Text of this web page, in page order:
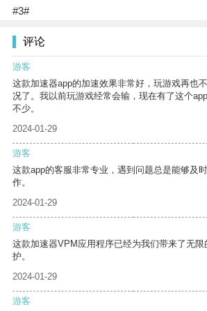
#3#
评论
游客
这款加速器app的加速效果非常好，玩游戏再也
况了。我以前玩游戏经常会输，现在有了这个
不少。
2024-01-29
游客
这款app的客服非常专业，遇到问题总是能够及
作。
2024-01-29
游客
这款加速器VPM应用程序已经为我们带来了无
护。
2024-01-29
游客